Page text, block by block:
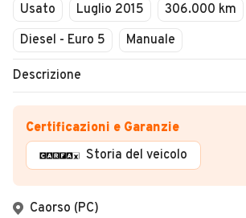
Usato Luglio 2015
306.000 km
Diesel - Euro 5
Manuale
Descrizione
Certificazioni e Garanzie
Storia del veicolo
Caorso (PC)